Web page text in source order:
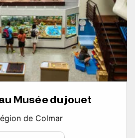
Musée du jouet
de Colmar